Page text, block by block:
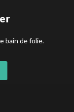
bain de folie.